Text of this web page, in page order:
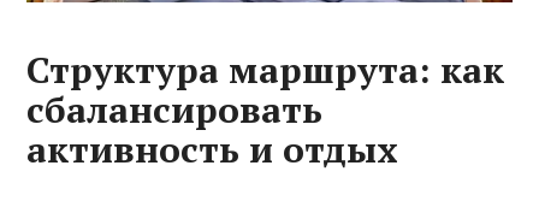
Структура маршрута: как
сбалансировать
активность и отдых